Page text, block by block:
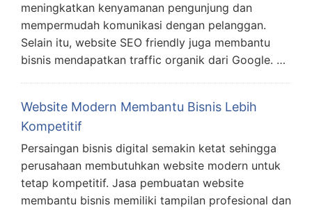
meningkatkan kenyamanan pengunjung dan
mempermudah komunikasi dengan pelanggan.
Selain itu, website SEO friendly juga membantu
bisnis mendapatkan traffic organik dari Google. …
Website Modern Membantu Bisnis Lebih
Kompetitif
Persaingan bisnis digital semakin ketat sehingga
perusahaan membutuhkan website modern untuk
tetap kompetitif. Jasa pembuatan website
membantu bisnis memiliki tampilan profesional dan